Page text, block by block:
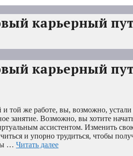
карьерный
карьерный
и той же работе, вы, возможно,
занятие. Возможно, вы хотите
ассистентом. Изменить
и упорно трудиться, чтобы
… Читать далее